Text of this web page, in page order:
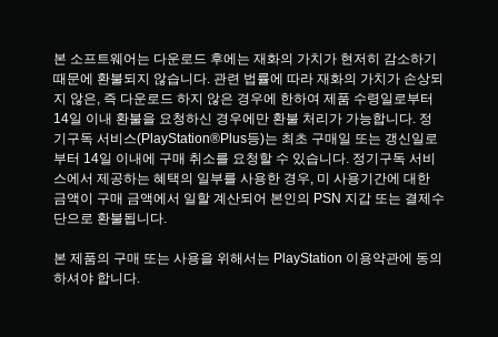
본 소프트웨어는 다운로드 후에는 재화의 가치가 현저히 감소하기
때문에 환불되지 않습니다. 관련 법률에 따라 재화의 가치가 손상되
지 않은, 즉 다운로드 하지 않은 경우에 한하여 제품 수령일로부터
14일 이내 환불을 요청하신 경우에만 환불 처리가 가능합니다. 정
기구독 서비스(PlayStation®Plus등)는 최초 구매일 또는 갱신일로
부터 14일 이내에 구매 취소를 요청할 수 있습니다. 정기구독 서비
스에서 제공하는 혜택의 일부를 사용한 경우, 미 사용기간에 대한
금액이 구매 금액에서 일할 계산되어 본인의 PSN 지갑 또는 결제수
단으로 환불됩니다.
본 제품의 구매 또는 사용을 위해서는 PlayStation 이용약관에 동의
하셔야 합니다.